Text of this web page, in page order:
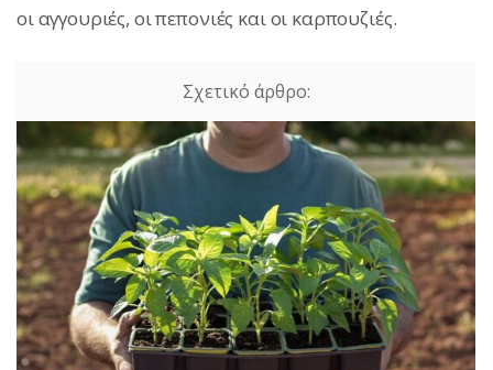
οι αγγουριές, οι πεπονιές και οι καρπουζιές.